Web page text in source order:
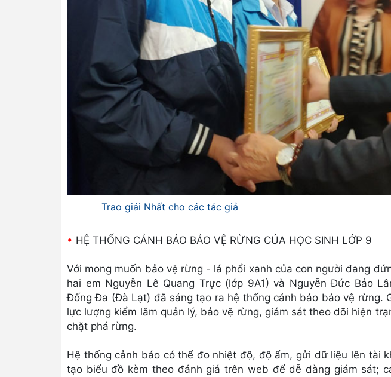
Trao giải Nhất cho các tác giả
• HỆ THỐNG CẢNH BÁO BẢO VỆ RỪNG CỦA HỌC SINH LỚP 9
Với mong muốn bảo vệ rừng - lá phổi xanh của con người đang
hai em Nguyễn Lê Quang Trực (lớp 9A1) và Nguyễn Đức Bảo
Đống Đa (Đà Lạt) đã sáng tạo ra hệ thống cảnh báo bảo vệ rừng.
lực lượng kiểm lâm quản lý, bảo vệ rừng, giám sát theo dõi hiện
chặt phá rừng.
Hệ thống cảnh báo có thể đo nhiệt độ, độ ẩm, gửi dữ liệu lên tài
tạo biểu đồ kèm theo đánh giá trên web để dễ dàng giám sát;